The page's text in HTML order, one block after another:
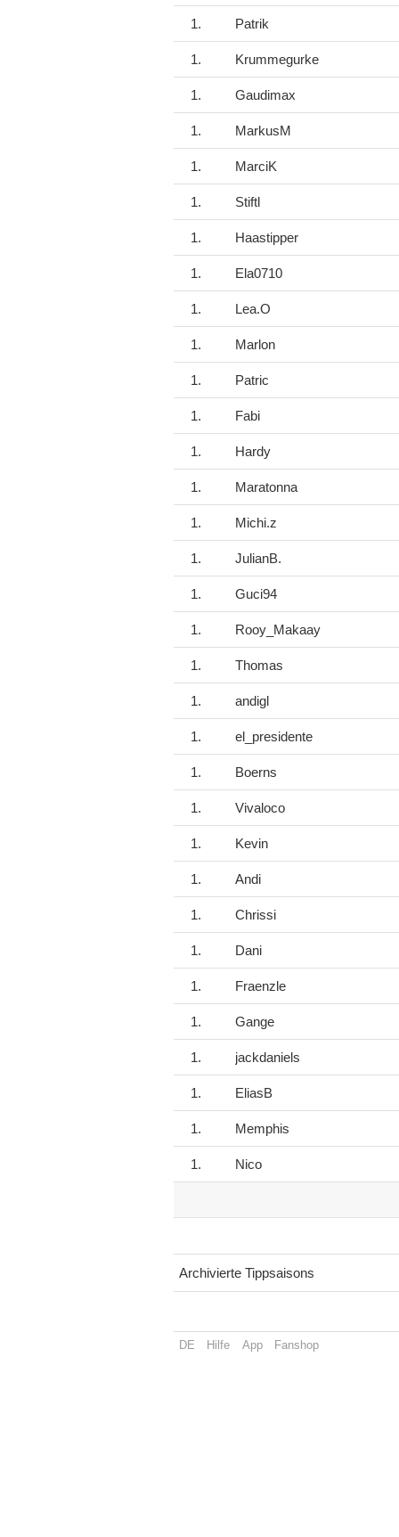
1. Patrik
1. Krummegurke
1. Gaudimax
1. MarkusM
1. MarciK
1. Stiftl
1. Haastipper
1. Ela0710
1. Lea.O
1. Marlon
1. Patric
1. Fabi
1. Hardy
1. Maratonna
1. Michi.z
1. JulianB.
1. Guci94
1. Rooy_Makaay
1. Thomas
1. andigl
1. el_presidente
1. Boerns
1. Vivaloco
1. Kevin
1. Andi
1. Chrissi
1. Dani
1. Fraenzle
1. Gange
1. jackdaniels
1. EliasB
1. Memphis
1. Nico
Archivierte Tippsaisons
DE Hilfe App Fanshop